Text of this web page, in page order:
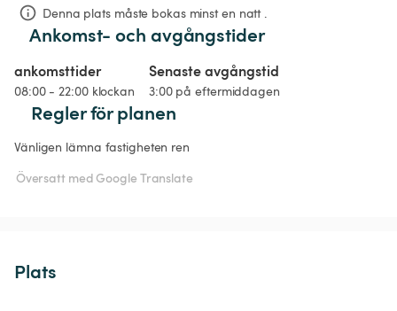
Denna plats måste bokas minst en natt .
Ankomst- och avgångstider
ankomsttider
08:00 - 22:00 klockan
Senaste avgångstid
3:00 på eftermiddagen
Regler för planen
Vänligen lämna fastigheten ren
Översatt med Google Translate
Plats